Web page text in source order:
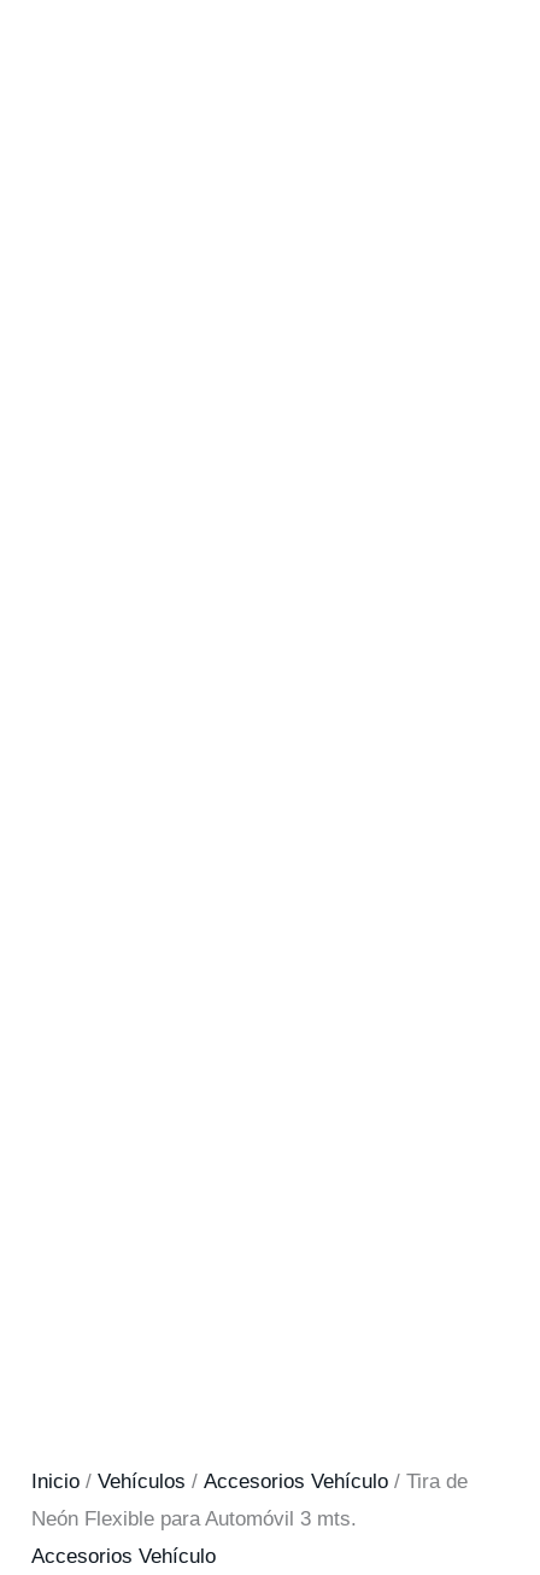
Inicio /Vehículos /Accesorios Vehículo / Tira de
Neón Flexible para Automóvil 3 mts.
Accesorios Vehículo